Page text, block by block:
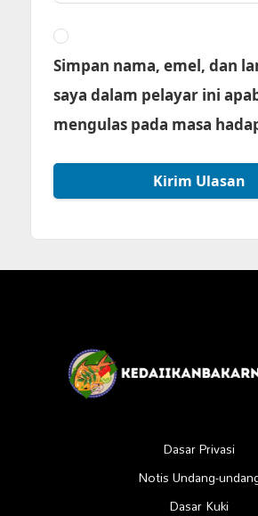
Simpan nama, emel, dan
saya dalam pelayar ini
mengulas pada masa
Dasar Privasi
Notis Undang-
Dasar Kuki